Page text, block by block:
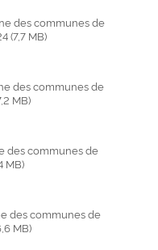
des communes de
(7,7 MB)
des communes de
MB)
des communes de
MB)
des communes de
MB)